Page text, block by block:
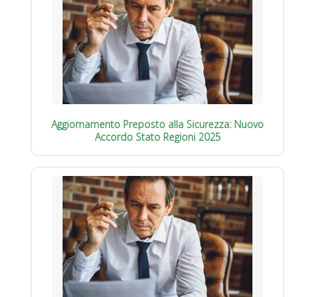
Aggiornamento Preposto alla Sicurezza: Nuovo
Accordo Stato Regioni 2025